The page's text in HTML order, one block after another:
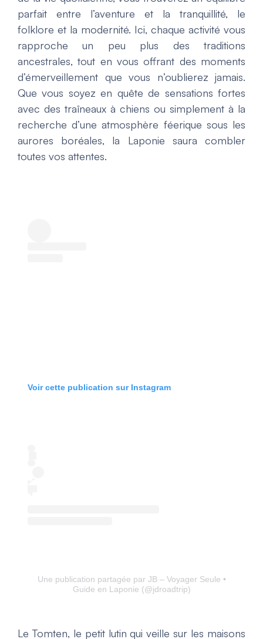
parfait entre l’aventure et la tranquillité, le
folklore et la modernité. Ici, chaque activité vous
rapproche un peu plus des traditions
ancestrales, tout en vous offrant des moments
d’émerveillement que vous n’oublierez jamais.
Que vous soyez en quête de sensations fortes
avec des traîneaux à chiens ou simplement à la
recherche d’une atmosphère féerique sous les
aurores boréales, la Laponie saura combler
toutes vos attentes.
Voir cette publication sur Instagram
Une publication partagée par JB – Voyager Seule •
Guide en Laponie (@jdroadtrip)
Le Tomten, le petit lutin qui veille sur les maisons